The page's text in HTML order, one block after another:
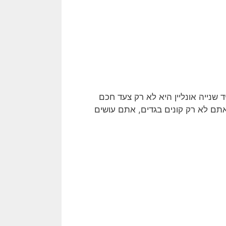
שנייה אונליין היא לא רק צעד חכם
לא רק קונים בגדים, אתם עושים